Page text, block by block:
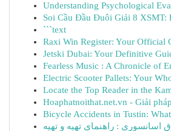
Understanding Psychological
Soi Cầu Đầu Đuôi Giải 8 XSMT:
```text
Raxi Win Register: Your Official
Jetski Dubai: Your Definitive
Fearless Music : A Chronicle of
Electric Scooter Pallets: Your
Locate the Top Reader in the
Hoaphatnoithat.net.vn - Giải
Bicycle Accidents in Tustin:
اسانسوری : راهنمای تهیه و تهیه